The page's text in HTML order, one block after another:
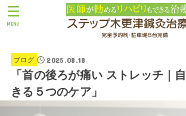
MENU
ブログ 2025.08.18
「首の後ろが痛い ストレッチ｜
きる５つのケア」